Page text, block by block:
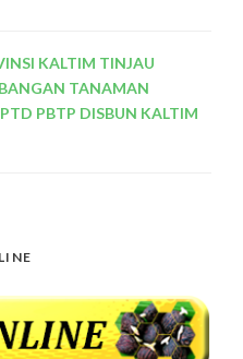
KALTIM TINJAU
TANAMAN
PBTP DISBUN KALTIM